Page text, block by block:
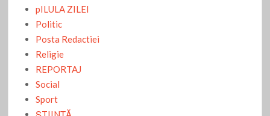
pILULA ZILEI
Politic
Posta Redactiei
Religie
REPORTAJ
Social
Sport